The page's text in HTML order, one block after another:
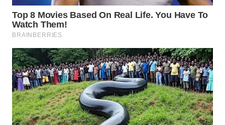
WN
INDRAMAYU
KUNINGAN
WN
MAJALENGKA
WN